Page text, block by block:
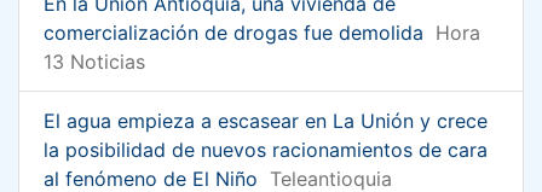
comercialización de drogas fue demolida Hora
13 Noticias
El agua empieza a escasear en La Unión y crece
la posibilidad de nuevos racionamientos de cara
al fenómeno de El Niño Teleantioquia